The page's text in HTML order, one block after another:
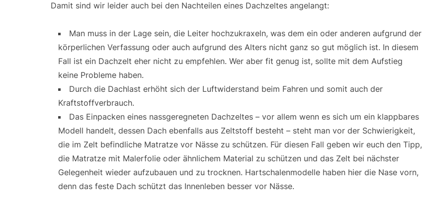
Damit sind wir leider auch bei den Nachteilen eines Dachzeltes angelangt:
Man muss in der Lage sein, die Leiter hochzukraxeln, was dem ein oder anderen aufgrund der
körperlichen Verfassung oder auch aufgrund des Alters nicht ganz so gut möglich ist. In diesem
Fall ist ein Dachzelt eher nicht zu empfehlen. Wer aber fit genug ist, sollte mit dem Aufstieg
keine Probleme haben.
Durch die Dachlast erhöht sich der Luftwiderstand beim Fahren und somit auch der
Kraftstoffverbrauch.
Das Einpacken eines nassgeregneten Dachzeltes – vor allem wenn es sich um ein klappbares
Modell handelt, dessen Dach ebenfalls aus Zeltstoff besteht – steht man vor der Schwierigkeit,
die im Zelt befindliche Matratze vor Nässe zu schützen. Für diesen Fall geben wir euch den Tipp,
die Matratze mit Malerfolie oder ähnlichem Material zu schützen und das Zelt bei nächster
Gelegenheit wieder aufzubauen und zu trocknen. Hartschalenmodelle haben hier die Nase vorn,
denn das feste Dach schützt das Innenleben besser vor Nässe.